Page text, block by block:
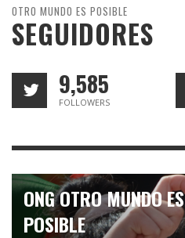
OTRO MUNDO ES POSIBLE
SEGUIDORES
9,585
FOLLOWERS
ONG OTRO MUNDO ES
POSIBLE